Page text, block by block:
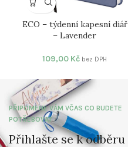
ECO – týdenní kapesní diář
– Lavender
109,00 Kč bez DPH
PŘIPOMENE VÁM VČAS CO BUDETE
POTŘEBOVAT
Přihlašte se k odběru